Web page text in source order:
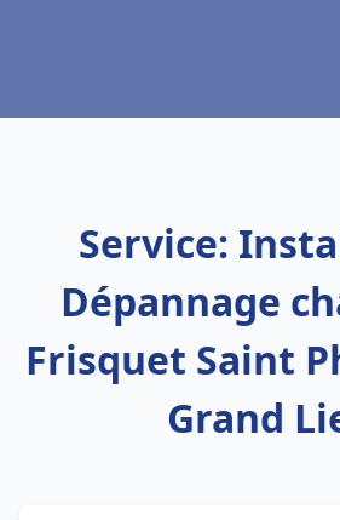
Service:
Dépannage
Frisquet Saint
Grand